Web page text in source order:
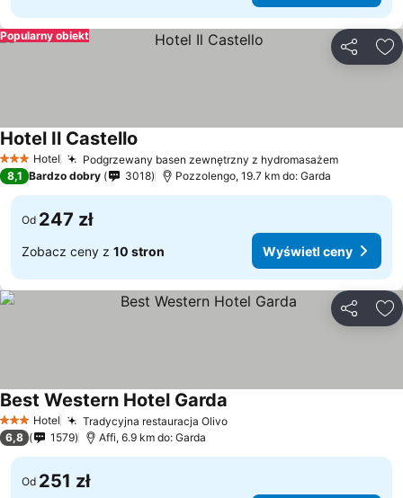
Popularny obiekt
3 Kategoria
Hotel Podgrzewany basen zewnętrzny z hydromasażem
Hotel Il Castello
8,1 Bardzo dobry 3018 Pozzolengo, 19.7 km do: Garda
Od 247 zł
Zobacz ceny z 10 stron Wyświetl ceny
3 Kategoria
Hotel Tradycyjna restauracja Olivo
Best Western Hotel Garda
6,8 1579 Affi, 6.9 km do: Garda
Od 251 zł